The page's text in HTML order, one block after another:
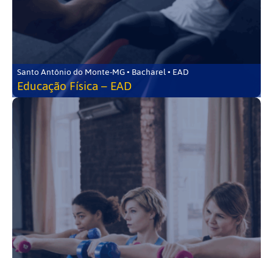
Santo Antônio do Monte-MG • Bacharel • EAD
Educação Física – EAD